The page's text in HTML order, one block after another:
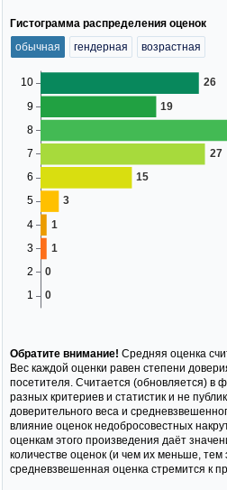
Гистограмма распределения оценок
обычная
гендерная возрастная
Обратите внимание! Средняя оценка
Вес каждой оценки равен степени
посетителя. Считается (обновляется) в
разных критериев и статистик и не
доверительного веса и
влияние оценок недобросовестных
оценкам этого произведения даёт
количестве оценок (и чем их меньше,
средневзвешенная оценка стремится к